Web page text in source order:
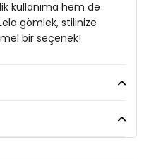
kullanıma hem de
gömlek, stilinize
bir seçenek!